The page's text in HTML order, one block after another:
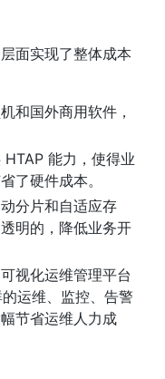
面实现了整体成本
和国外商用软件，
能力，使得业
了硬件成本。
分片和自适应存
明的，降低业务开
视化运维管理平台
运维、监控、告警
节省运维人力成